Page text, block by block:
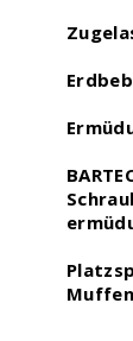
ACILIST
erstellen